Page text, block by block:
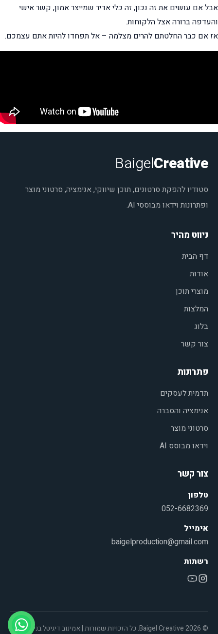
אבל אם עושים את זה נכון, זה כלי אדיר שמייצר אמון, קשר אישי
והעדפה ברורה אצל הלקוחות.
אז אם כבר החלטתם להרים מצלמה – אל תפחדו להיות אתם עצמכם.
BaigelCreative
סטודיו להפקת סרטונים, תוכן שיווקי, אנימציה, סרטוני מוצר
ופתרונות וידאו מבוססי AI.
ניווט מהיר
דף הבית
אודות
מוצרי תוכן
המלצות
בלוג
צור קשר
פתרונות
תדמית לעסקים
אנימציה והסברה
סרטוני מוצר
וידאו מבוסס AI
צור קשר
טלפון
052-6682369
אימייל
baigelproduction@gmail.com
רשתות
© 2026 Baigel Creative. כל הזכויות שמורות | אמינוב דיגיטלבניית